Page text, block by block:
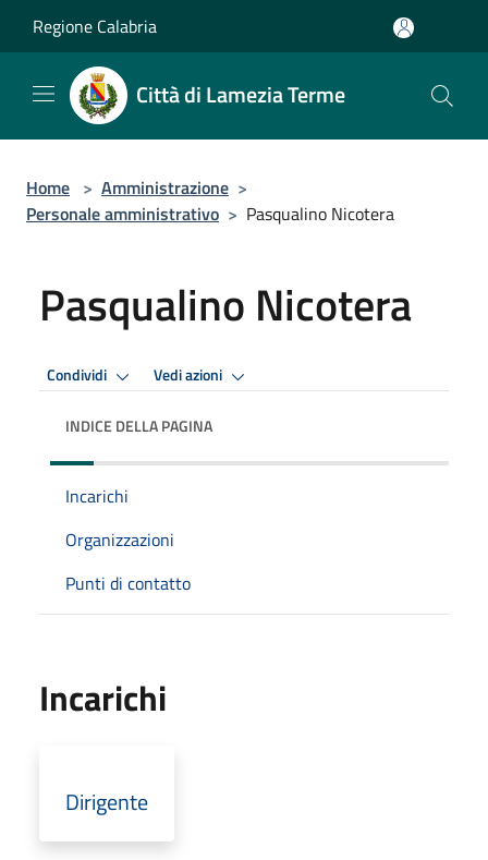
Regione Calabria
Città di Lamezia Terme
Home > Amministrazione >
Personale amministrativo > Pasqualino Nicotera
Pasqualino Nicotera
Condividi Vedi azioni
INDICE DELLA PAGINA
Incarichi
Organizzazioni
Punti di contatto
Incarichi
Dirigente